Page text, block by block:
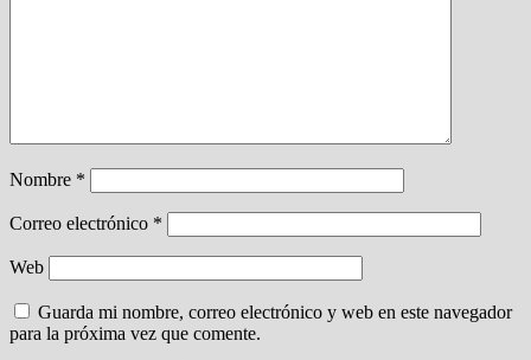
Nombre *
Correo electrónico *
Web
Guarda mi nombre, correo electrónico y web en este navegador
para la próxima vez que comente.